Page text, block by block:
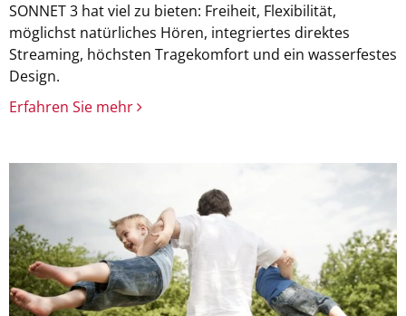
SONNET 3 hat viel zu bieten: Freiheit, Flexibilität,
möglichst natürliches Hören, integriertes direktes
Streaming, höchsten Tragekomfort und ein wasserfestes
Design.
Erfahren Sie mehr